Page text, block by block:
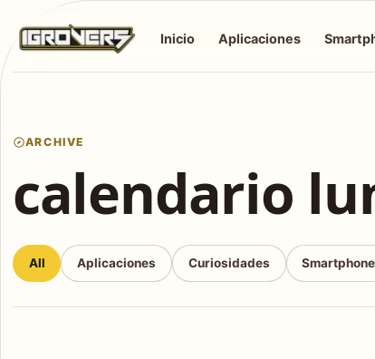
Inicio Aplicaciones
ARCHIVE
calendario
All Aplicaciones Curiosidades